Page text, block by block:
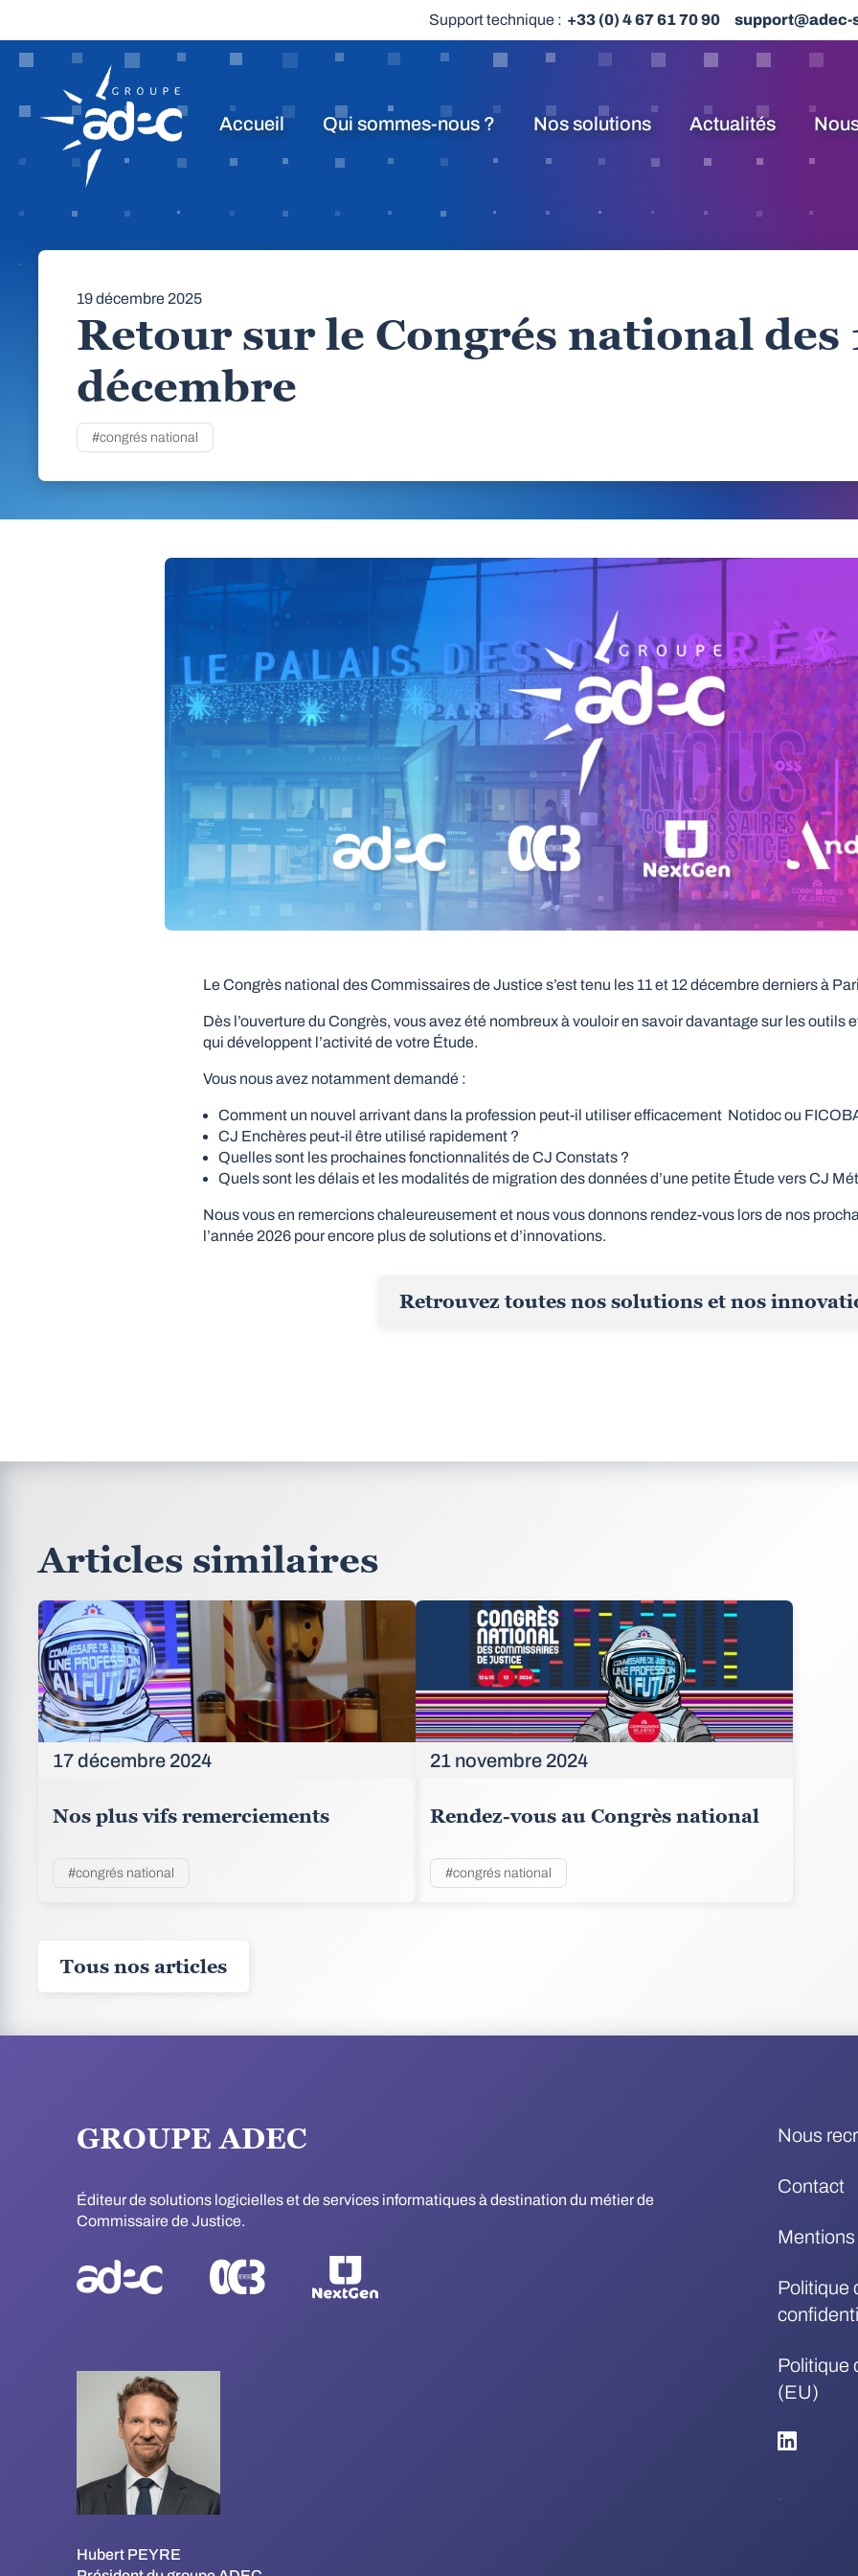
Support technique : +33 (0) 4 67 61 70 90 support@adec-
Accueil Qui sommes-nous ? Nos solutions Actualités
19 décembre 2025
Retour sur le Congrés national des
décembre
#congrés national
Le Congrès national des Commissaires de Justice s’est tenu les 11 et 12 décembre derniers à
Dès l’ouverture du Congrès, vous avez été nombreux à vouloir en savoir davantage sur les outils
qui développent l’activité de votre Étude.
Vous nous avez notamment demandé :
Comment un nouvel arrivant dans la profession peut-il utiliser efficacement Notidoc ou
CJ Enchères peut-il être utilisé rapidement ?
Quelles sont les prochaines fonctionnalités de CJ Constats ?
Quels sont les délais et les modalités de migration des données d’une petite Étude vers CJ
Nous vous en remercions chaleureusement et nous vous donnons rendez-vous lors de nos
l’année 2026 pour encore plus de solutions et d’innovations.
Retrouvez toutes nos solutions et nos
Articles similaires
17 décembre 2024
Nos plus vifs remerciements
#congrés national
21 novembre 2024
Rendez-vous au Congrès national
#congrés national
Tous nos articles
GROUPE ADEC
Éditeur de solutions logicielles et de services informatiques à destination du métier de
Commissaire de Justice.
Hubert PEYRE
Nous
Contact
Politique
Politique
(EU)
.